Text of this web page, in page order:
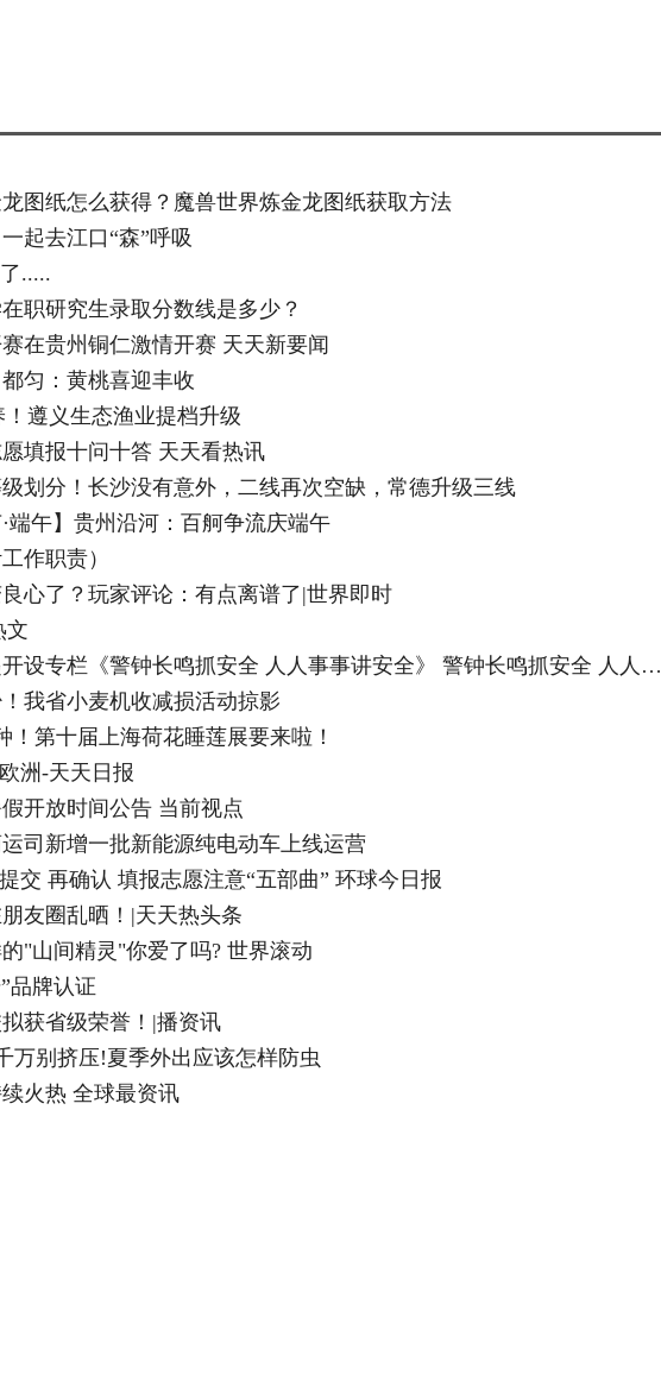
图纸怎么获得？魔兽世界炼金龙图纸获取方法
起去江口“森”呼吸
.....
职研究生录取分数线是多少？
在贵州铜仁激情开赛 天天新要闻
匀：黄桃喜迎丰收
遵义生态渔业提档升级
填报十问十答 天天看热讯
划分！长沙没有意外，二线再次空缺，常德升级三线
端午】贵州沿河：百舸争流庆端午
作职责）
良心了？玩家评论：有点离谱了|世界即时
文
世界观焦点：本台今天起开设专栏《警钟长鸣抓安全 人人事事讲安全》 警钟长鸣抓安全 人人事事讲安全丨宁夏各部门结合职能全面开展安全风险隐患排查整治
我省小麦机收减损活动掠影
！第十届上海荷花睡莲展要来啦！
洲-天天日报
开放时间公告 当前视点
司新增一批新能源纯电动车上线运营
交 再确认 填报志愿注意“五部曲” 环球今日报
友圈乱晒！|天天热头条
"山间精灵"你爱了吗? 世界滚动
品牌认证
获省级荣誉！|播资讯
万别挤压!夏季外出应该怎样防虫
火热 全球最资讯